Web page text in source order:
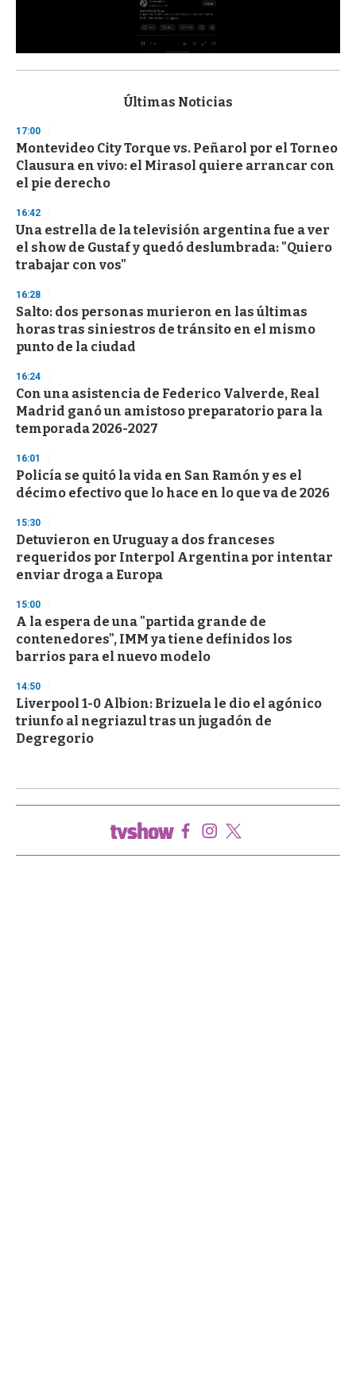
s
d
s
o
f
3
s
e
c
o
n
Últimas Noticias
17:00
Montevideo City Torque vs. Peñarol por el Torneo
Clausura en vivo: el Mirasol quiere arrancar con
el pie derecho
16:42
Una estrella de la televisión argentina fue a ver
el show de Gustaf y quedó deslumbrada: "Quiero
trabajar con vos"
16:28
Salto: dos personas murieron en las últimas
horas tras siniestros de tránsito en el mismo
punto de la ciudad
16:24
Con una asistencia de Federico Valverde, Real
Madrid ganó un amistoso preparatorio para la
temporada 2026-2027
16:01
Policía se quitó la vida en San Ramón y es el
décimo efectivo que lo hace en lo que va de 2026
15:30
Detuvieron en Uruguay a dos franceses
requeridos por Interpol Argentina por intentar
enviar droga a Europa
15:00
A la espera de una "partida grande de
contenedores", IMM ya tiene definidos los
barrios para el nuevo modelo
14:50
Liverpool 1-0 Albion: Brizuela le dio el agónico
triunfo al negriazul tras un jugadón de
Degregorio